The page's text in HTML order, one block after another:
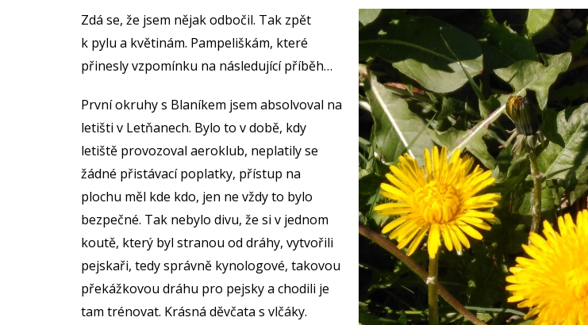
Zdá se, že jsem nějak odbočil. Tak zpět
k pylu a květinám. Pampeliškám, které
přinesly vzpomínku na následující příběh…
První okruhy s Blaníkem jsem absolvoval na
letišti v Letňanech. Bylo to v době, kdy
letiště provozoval aeroklub, neplatily se
žádné přistávací poplatky, přístup na
plochu měl kde kdo, jen ne vždy to bylo
bezpečné. Tak nebylo divu, že si v jednom
koutě, který byl stranou od dráhy, vytvořili
pejskaři, tedy správně kynologové, takovou
překážkovou dráhu pro pejsky a chodili je
tam trénovat. Krásná děvčata s vlčáky.